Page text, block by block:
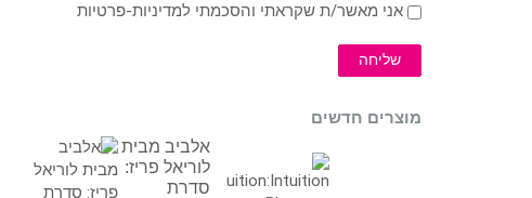
אני מאשר/ת שקראתי והסכמתי למדיניות-פרטיות
שליחה
מוצרים חדשים
אלביב מבית
לוריאל פריז:
סדרת